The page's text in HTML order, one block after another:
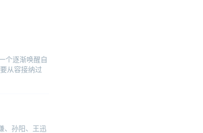
个逐渐唤醒自
从容接纳过
、孙阳、王迅